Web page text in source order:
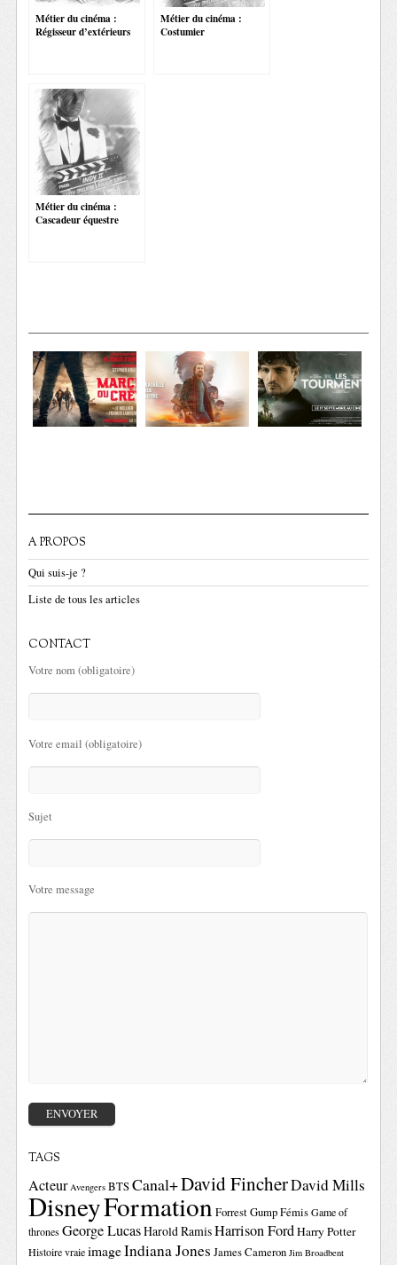
Métier du cinéma :
Régisseur d’extérieurs
Métier du cinéma :
Costumier
Métier du cinéma :
Cascadeur équestre
A PROPOS
Qui suis-je ?
Liste de tous les articles
CONTACT
Votre nom (obligatoire)
Votre email (obligatoire)
Sujet
Votre message
TAGS
Acteur Avengers BTSCanal+David FincherDavid Mills
DisneyFormationForrest GumpFémis Game of
thrones George LucasHarold RamisHarrison FordHarry Potter
Histoire vraie imageIndiana Jones James Cameron Jim Broadbent